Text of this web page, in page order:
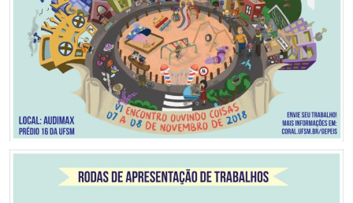
Secretaria de Governo
Gabinete de Segurança Institucional
Advocacia-Geral da União
Banco Central do Brasil